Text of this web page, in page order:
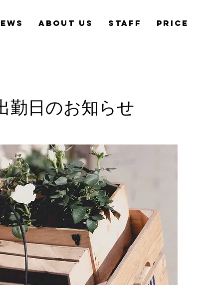
About Us Staff Price
勤日のお知らせ